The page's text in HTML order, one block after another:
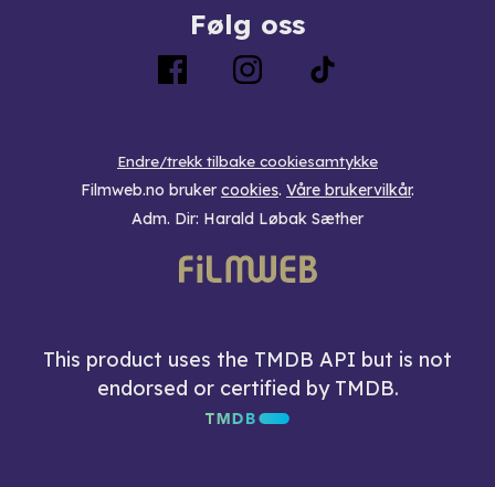
Følg oss
Endre/trekk tilbake cookiesamtykke
Filmweb.no bruker cookies. Våre brukervilkår.
Adm. Dir: Harald Løbak Sæther
This product uses the TMDB API but is not
endorsed or certified by TMDB.